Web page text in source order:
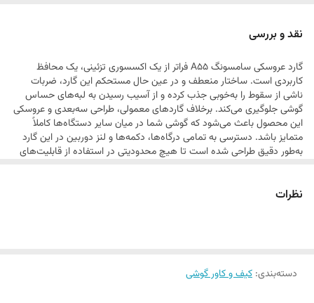
که می‌خواهند گوشی خود را با شخصیت و سلیقه خاص خود متمایز کنند.
نقد و بررسی
گارد عروسکی سامسونگ A55 فراتر از یک اکسسوری تزئینی، یک محافظ
کاربردی است. ساختار منعطف و در عین حال مستحکم این گارد، ضربات
ناشی از سقوط را به‌خوبی جذب کرده و از آسیب رسیدن به لبه‌های حساس
گوشی جلوگیری می‌کند. برخلاف گارد‌های معمولی، طراحی سه‌بعدی و عروسکی
این محصول باعث می‌شود که گوشی شما در میان سایر دستگاه‌ها کاملاً
متمایز باشد. دسترسی به تمامی درگاه‌ها، دکمه‌ها و لنز دوربین در این گارد
به‌طور دقیق طراحی شده است تا هیچ محدودیتی در استفاده از قابلیت‌های
کیفیت خود را از دست نمی‌دهد.
نظرات
دسته‌بندی: کیف و کاور گوشی